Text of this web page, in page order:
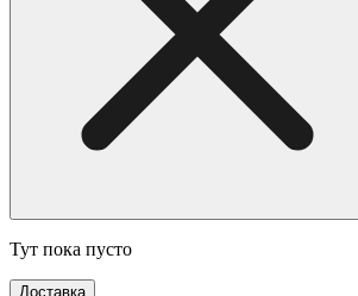
Тут пока пусто
Доставка